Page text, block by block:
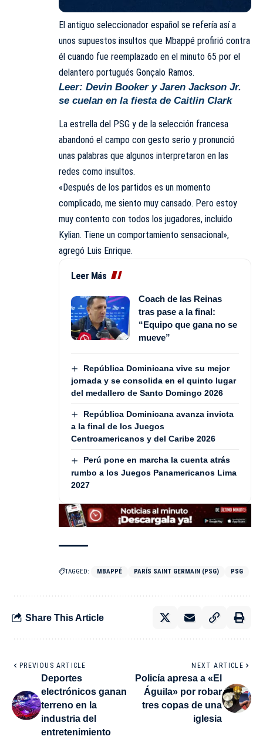
El antiguo seleccionador español se refería así a
unos supuestos insultos que Mbappé profirió contra
él cuando fue reemplazado en el minuto 65 por el
delantero portugués Gonçalo Ramos.
Leer: Devin Booker y Jaren Jackson Jr.
se cuelan en la fiesta de Caitlin Clark
La estrella del PSG y de la selección francesa
abandonó el campo con gesto serio y pronunció
unas palabras que algunos interpretaron en las
redes como insultos.
«Después de los partidos es un momento
complicado, me siento muy cansado. Pero estoy
muy contento con todos los jugadores, incluido
Kylian. Tiene un comportamiento sensacional»,
agregó Luis Enrique.
Leer Más
Coach de las Reinas
tras pase a la final:
“Equipo que gana no se
mueve”
República Dominicana vive su mejor
jornada y se consolida en el quinto lugar
del medallero de Santo Domingo 2026
República Dominicana avanza invicta
a la final de los Juegos
Centroamericanos y del Caribe 2026
Perú pone en marcha la cuenta atrás
rumbo a los Juegos Panamericanos Lima
2027
TAGGED: MBAPPÉ PARÍS SAINT GERMAIN (PSG) PSG
Share This Article
PREVIOUS ARTICLE
Deportes
electrónicos ganan
terreno en la
industria del
entretenimiento
NEXT ARTICLE
Policía apresa a «El
Águila» por robar
tres copas de una
iglesia